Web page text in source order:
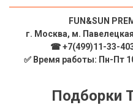
FUN&SUN
г. Москва, м.
☎ +7(499)11-33-
✅ Время работы: Пн-Пт
Подборки